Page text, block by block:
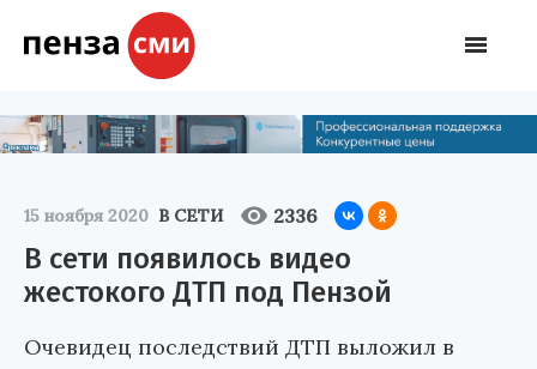
15 ноября 2020 В СЕТИ 2336
В сети появилось видео
жестокого ДТП под Пензой
Очевидец последствий ДТП выложил в